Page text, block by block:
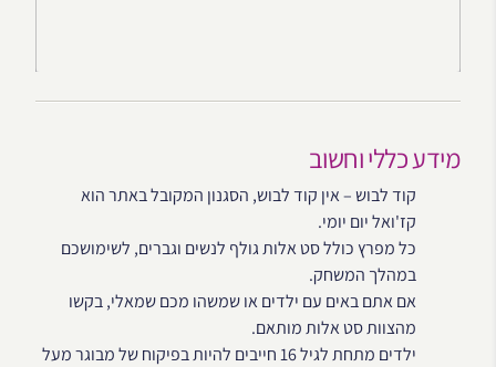
מידע כללי וחשוב
קוד לבוש – אין קוד לבוש, הסגנון המקובל באתר הוא
קז'ואל יום יומי.
כל מפרץ כולל סט אלות גולף לנשים וגברים, לשימושכם
במהלך המשחק.
אם אתם באים עם ילדים או שמשהו מכם שמאלי, בקשו
מהצוות סט אלות מותאם.
ילדים מתחת לגיל 16 חייבים להיות בפיקוח של מבוגר מעל